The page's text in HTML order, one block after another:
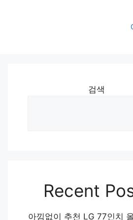
검색
Recent
아낌없이 추천 LG 77인치